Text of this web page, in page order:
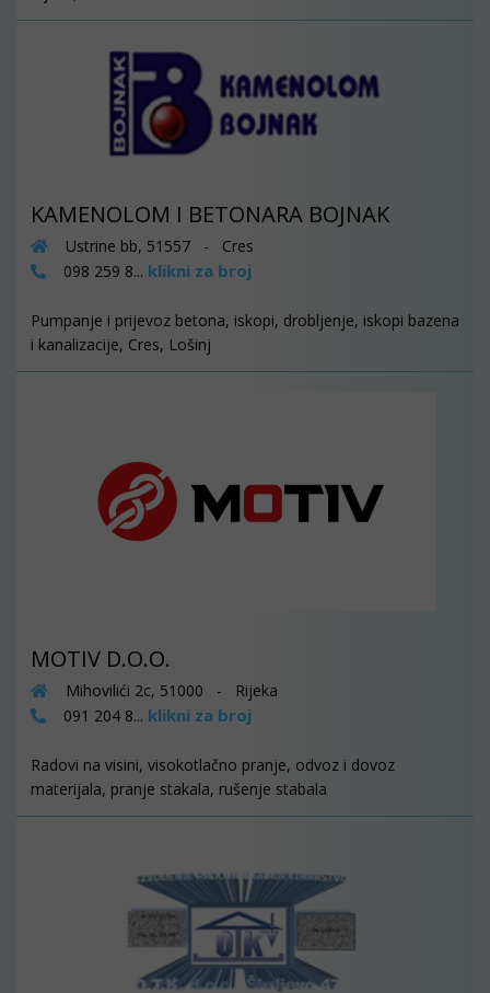
KAMENOLOM I BETONARA BOJNAK
Ustrine bb, 51557 - Cres
098 259 8... klikni za broj
Pumpanje i prijevoz betona, iskopi, drobljenje, iskopi bazena
i kanalizacije, Cres, Lošinj
MOTIV D.O.O.
Mihovilići 2c, 51000 - Rijeka
091 204 8... klikni za broj
Radovi na visini, visokotlačno pranje, odvoz i dovoz
materijala, pranje stakala, rušenje stabala